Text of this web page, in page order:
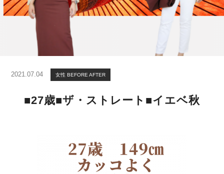
2021.07.04 女性 BEFORE AFTER
■27歳■ザ・ストレート■イエベ秋